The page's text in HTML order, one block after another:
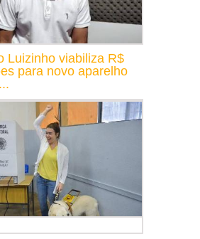
Luizinho viabiliza R$
para novo aparelho